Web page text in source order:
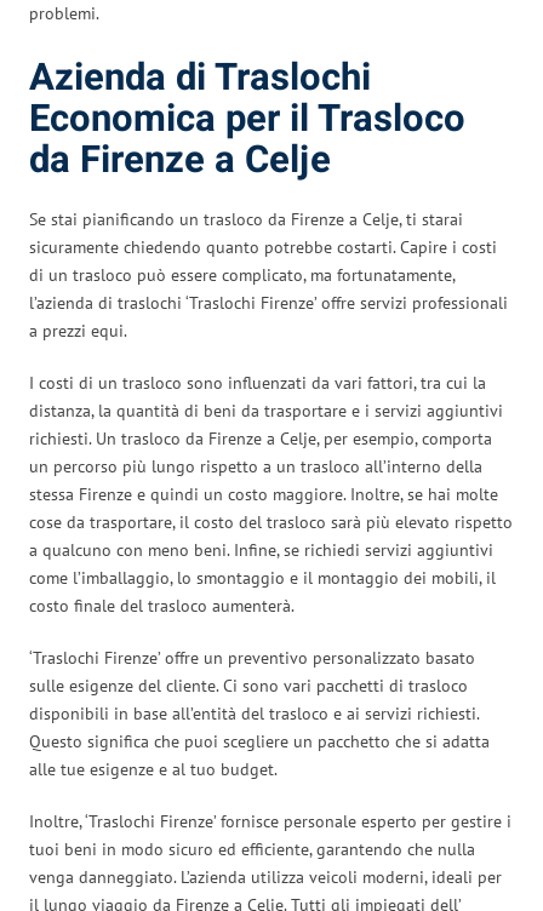
problemi.
Azienda di Traslochi
Economica per il Trasloco
da Firenze a Celje
Se stai pianificando un trasloco da Firenze a Celje, ti starai
sicuramente chiedendo quanto potrebbe costarti. Capire i costi
di un trasloco può essere complicato, ma fortunatamente,
l’azienda di traslochi ‘Traslochi Firenze’ offre servizi professionali
a prezzi equi.
I costi di un trasloco sono influenzati da vari fattori, tra cui la
distanza, la quantità di beni da trasportare e i servizi aggiuntivi
richiesti. Un trasloco da Firenze a Celje, per esempio, comporta
un percorso più lungo rispetto a un trasloco all’interno della
stessa Firenze e quindi un costo maggiore. Inoltre, se hai molte
cose da trasportare, il costo del trasloco sarà più elevato rispetto
a qualcuno con meno beni. Infine, se richiedi servizi aggiuntivi
come l’imballaggio, lo smontaggio e il montaggio dei mobili, il
costo finale del trasloco aumenterà.
‘Traslochi Firenze’ offre un preventivo personalizzato basato
sulle esigenze del cliente. Ci sono vari pacchetti di trasloco
disponibili in base all’entità del trasloco e ai servizi richiesti.
Questo significa che puoi scegliere un pacchetto che si adatta
alle tue esigenze e al tuo budget.
Inoltre, ‘Traslochi Firenze’ fornisce personale esperto per gestire i
tuoi beni in modo sicuro ed efficiente, garantendo che nulla
venga danneggiato. L’azienda utilizza veicoli moderni, ideali per
il lungo viaggio da Firenze a Celje. Tutti gli impiegati dell’